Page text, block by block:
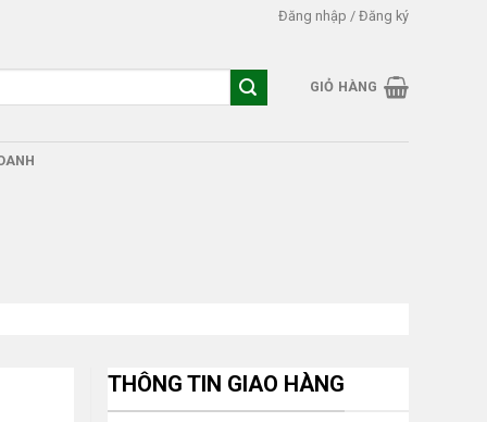
Đăng nhập / Đăng ký
GIỎ HÀNG
THÔNG TIN GIAO HÀNG